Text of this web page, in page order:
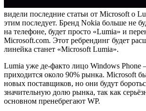
видели последние статьи от Microsoft о
этим последует. Бренд Nokia больше не
на телефоне, будет просто «Lumia» и
Microsoft.com. Этот ребрендинг будет
линейка станет «Microsoft Lumia».
Lumia уже де-факто лицо Windows
приходится около 90% рынка. Microsoft
новых поставщиков, но они будут
значительную долю рынка, так как
основном пренебрегают WP.